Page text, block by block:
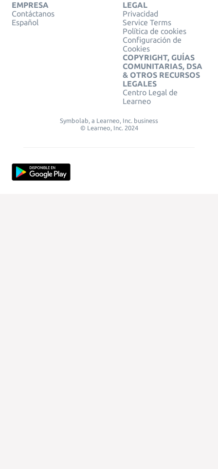
EMPRESA
Contáctanos
Español
LEGAL
Privacidad
Service Terms
Política de cookies
Configuración de
Cookies
COPYRIGHT, GUÍAS
COMUNITARIAS, DSA
& OTROS RECURSOS
LEGALES
Centro Legal de
Learneo
Symbolab, a Learneo, Inc. business
© Learneo, Inc. 2024